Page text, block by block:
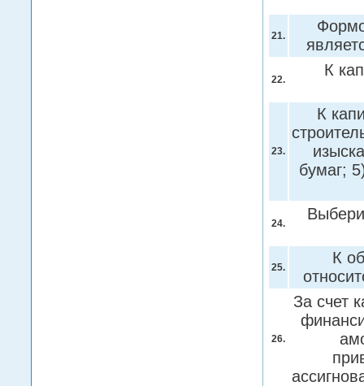
21.
22.
К
23.
К
бумаг;
24.
25.
К
26.
За счет